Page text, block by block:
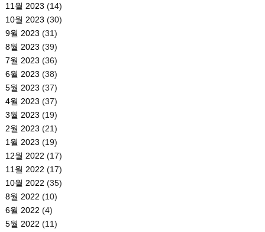
11월 2023 (14)
10월 2023 (30)
9월 2023 (31)
8월 2023 (39)
7월 2023 (36)
6월 2023 (38)
5월 2023 (37)
4월 2023 (37)
3월 2023 (19)
2월 2023 (21)
1월 2023 (19)
12월 2022 (17)
11월 2022 (17)
10월 2022 (35)
8월 2022 (10)
6월 2022 (4)
5월 2022 (11)